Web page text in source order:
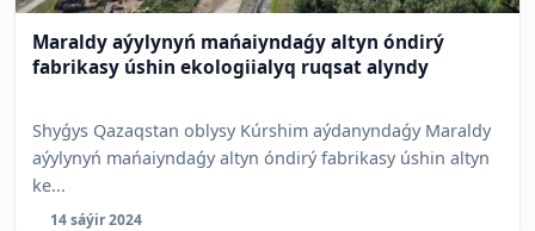
Maraldy aýylynyń mańaiyndaǵy altyn óndirý
fabrikasy úshin ekologiialyq ruqsat alyndy
Shyǵys Qazaqstan oblysy Kúrshim aýdanyndaǵy Maraldy
aýylynyń mańaiyndaǵy altyn óndirý fabrikasy úshin altyn
ke...
14 sáýir 2024